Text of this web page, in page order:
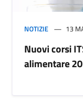
NOTIZIE 13
Nuovi corsi
alimentare